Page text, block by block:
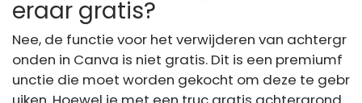
eraar gratis?
Nee, de functie voor het verwijderen van achtergr
onden in Canva is niet gratis. Dit is een premiumf
unctie die moet worden gekocht om deze te gebr